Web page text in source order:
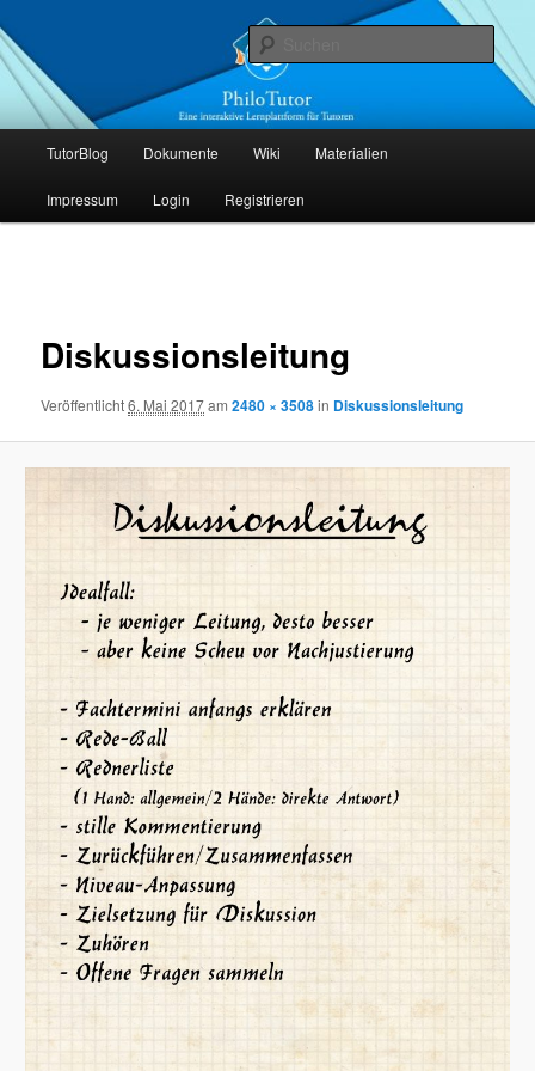
primären
Inhalt
springenPhiloTutor
TutorBlog Dokumente Wiki Materialien
Impressum Login Registrieren
Diskussionsleitung
Veröffentlicht6. Mai 2017am2480 × 3508in Diskussionsleitung